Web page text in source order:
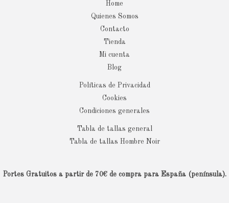
Home
Quienes Somos
Contacto
Tienda
Mi cuenta
Blog
Políticas de Privacidad
Cookies
Condiciones generales
Tabla de tallas general
Tabla de tallas Hombre Noir
Portes Gratuitos a partir de 70€ de compra para España (península).